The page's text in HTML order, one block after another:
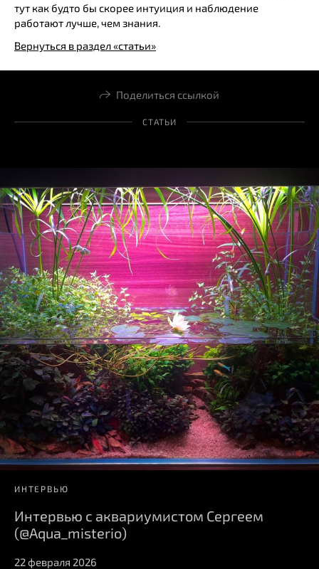
тут как будто бы скорее интуиция и наблюдение
работают лучше, чем знания.
Вернуться в раздел «статьи»
Поделиться ссылкой
СТАТЬИ
ИНТЕРВЬЮ
Интервью с аквариумистом Сергеем
(@Aqua_misterio)
22 февраля 2026